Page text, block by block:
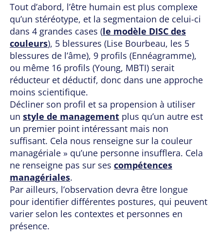
Tout d’abord, l’être humain est plus complexe
qu’un stéréotype, et la segmentaion de celui-ci
dans 4 grandes cases (le modèle DISC des
couleurs), 5 blessures (Lise Bourbeau, les 5
blessures de l’âme), 9 profils (Ennéagramme),
ou même 16 profils (Young, MBTI) serait
réducteur et déductif, donc dans une approche
moins scientifique.
Décliner son profil et sa propension à utiliser
un style de management plus qu’un autre est
un premier point intéressant mais non
suffisant. Cela nous renseigne sur la couleur
managériale » qu’une personne insufflera. Cela
ne renseigne pas sur ses compétences
managériales.
Par ailleurs, l’observation devra être longue
pour identifier différentes postures, qui peuvent
varier selon les contextes et personnes en
présence.